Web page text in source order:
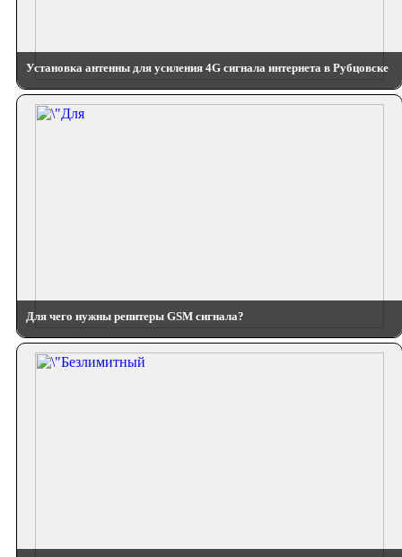
Установка антенны для усиления 4G сигнала интернета в Рубцовске
Для чего нужны репитеры GSM сигнала?